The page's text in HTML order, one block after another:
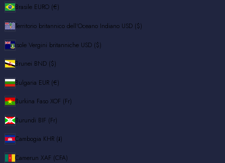
Brasile EURO (€)
Territorio britannico dell'Oceano Indiano USD ($)
Isole Vergini britanniche USD ($)
Brunei BND ($)
Bulgaria EUR (€)
Burkina Faso XOF (Fr)
Burundi BIF (Fr)
Cambogia KHR (៛)
Camerun XAF (CFA)